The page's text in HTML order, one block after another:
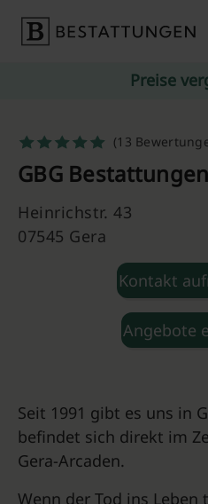
Preise
(13
GBG Bestattungen
Heinrichstr. 43
07545 Gera
Kontakt
Angebote
Seit 1991 gibt es uns in
befindet sich direkt im
Gera-Arcaden.
Wenn der Tod ins